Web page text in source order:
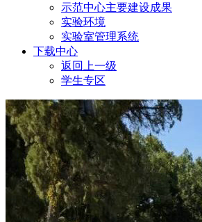
示范中心主要建设成果
实验环境
实验室管理系统
下载中心
返回上一级
学生专区